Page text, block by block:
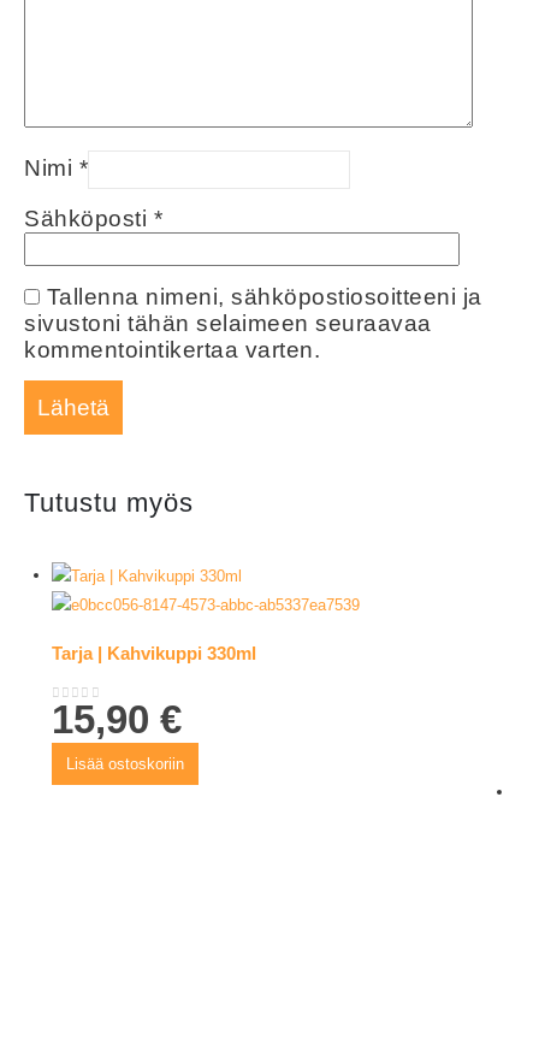
Nimi *
Sähköposti *
Tallenna nimeni, sähköpostiosoitteeni ja
sivustoni tähän selaimeen seuraavaa
kommentointikertaa varten.
Tutustu myös
Tarja | Kahvikuppi 330ml
0out of 5
15,90€
Lisää ostoskoriin